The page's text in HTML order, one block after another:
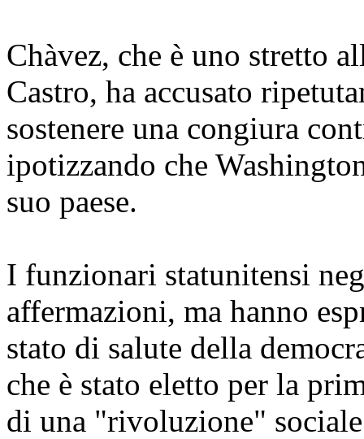
Chàvez, che è uno stretto
Castro, ha accusato
sostenere una congiura
ipotizzando che
suo paese.
I funzionari statunitensi
affermazioni, ma hanno
stato di salute della
che è stato eletto per la
di una "rivoluzione"